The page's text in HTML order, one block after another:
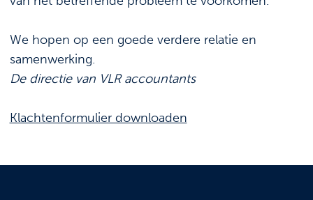
We hopen op een goede verdere relatie en
samenwerking.
De directie van VLR accountants
Klachtenformulier downloaden